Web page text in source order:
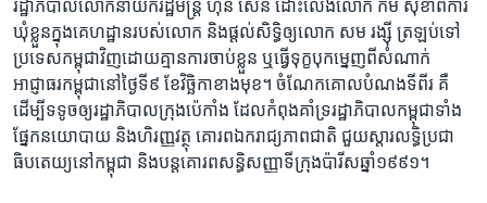
រដ្ឋាភិបាល​លោក​នាយករដ្ឋមន្ត្រី ហ៊ុន សែន ដោះ​លែង​លោក កឹម សុខា​ពី​ការ​
ឃុំ​ខ្លួន​ក្នុង​គេហដ្ឋាន​របស់​លោក និង​ផ្ដល់​សិទ្ធិ​ឲ្យ​លោក សម រង្ស៊ី ត្រឡប់​ទៅ​
ប្រទេស​កម្ពុជា​វិញ​ដោយ​គ្មាន​ការ​ចាប់ខ្លួន ឬ​ធ្វើ​ទុក្ខ​បុក​ម្នេញ​ពី​សំណាក់​
អាជ្ញាធរ​កម្ពុជា​នៅ​ថ្ងៃទី៩ ខែ​វិច្ឆិកា​ខាង​មុខ។ ចំណែក​គោល​បំណង​ទី​ពីរ​ គឺ​
ដើម្បី​ទទូច​ឲ្យ​រដ្ឋាភិបាល​ក្រុង​ប៉េកាំង ​ដែល​កំពុងគាំទ្រ​រដ្ឋាភិបាល​កម្ពុជា​ទាំង​
ផ្នែក​នយោបាយ និង​ហិរញ្ញវត្ថុ គោរព​ឯករាជ្យ​ភាព​ជាតិ ​ជួយស្ដារ​លទ្ធិ​ប្រជា
ធិបតេយ្យ​នៅ​កម្ពុជា និង​បន្ត​គោរព​សន្ធិ​សញ្ញា​ទីក្រុង​ប៉ារីស​ឆ្នាំ​១៩៩១។